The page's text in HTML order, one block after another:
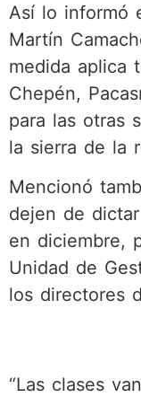
Así lo informó
Martín
medida aplica
Chepén,
para las otras
la sierra de la
Mencionó
dejen de
en diciembre,
Unidad de
los directores
“Las clases